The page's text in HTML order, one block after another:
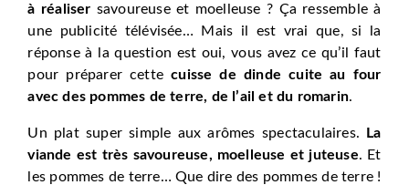
à réaliser savoureuse et moelleuse ? Ça ressemble à
une publicité télévisée… Mais il est vrai que, si la
réponse à la question est oui, vous avez ce qu’il faut
pour préparer cettecuisse de dinde cuite au four
avec des pommes de terre, de l’ail et du romarin.
Un plat super simple aux arômes spectaculaires.
La
viande est très savoureuse, moelleuse et juteuse. Et
les pommes de terre… Que dire des pommes de terre !